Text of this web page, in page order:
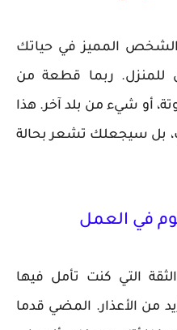
الشخص المميز في حياتك
ربما قطعة من
أو شيء من بلد آخر. هذا
بل سيجعلك تشعر بحالة
في العمل
التي كنت تأمل فيها
من الأعذار. المضي قدما